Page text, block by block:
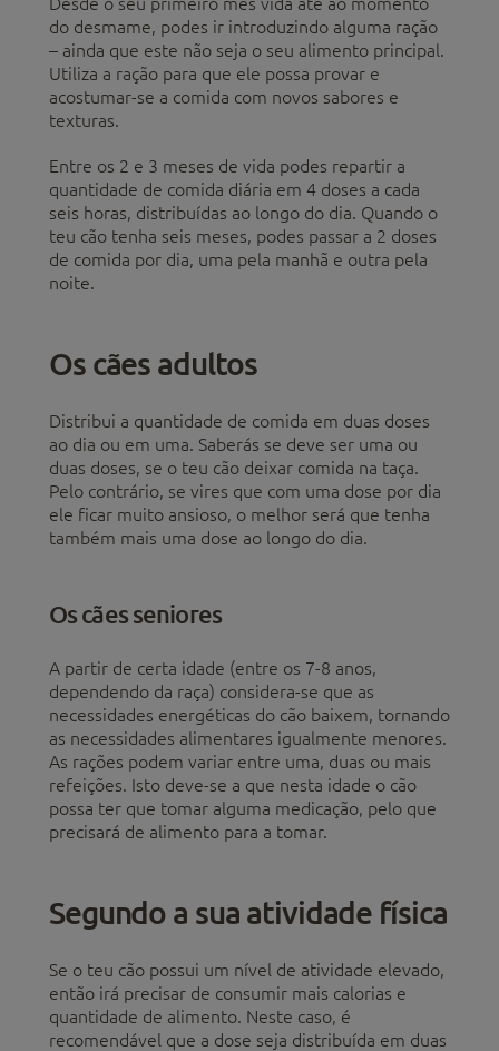
do desmame, podes ir introduzindo alguma ração
– ainda que este não seja o seu alimento principal.
Utiliza a ração para que ele possa provar e
acostumar-se a comida com novos sabores e
texturas.
Entre os 2 e 3 meses de vida podes repartir a
quantidade de comida diária em 4 doses a cada
seis horas, distribuídas ao longo do dia. Quando o
teu cão tenha seis meses, podes passar a 2 doses
de comida por dia, uma pela manhã e outra pela
noite.
Os cães adultos
Distribui a quantidade de comida em duas doses
ao dia ou em uma. Saberás se deve ser uma ou
duas doses, se o teu cão deixar comida na taça.
Pelo contrário, se vires que com uma dose por dia
ele ficar muito ansioso, o melhor será que tenha
também mais uma dose ao longo do dia.
Os cães seniores
A partir de certa idade (entre os 7-8 anos,
dependendo da raça) considera-se que as
necessidades energéticas do cão baixem, tornando
as necessidades alimentares igualmente menores.
As rações podem variar entre uma, duas ou mais
refeições. Isto deve-se a que nesta idade o cão
possa ter que tomar alguma medicação, pelo que
precisará de alimento para a tomar.
Segundo a sua atividade física
Se o teu cão possui um nível de atividade elevado,
então irá precisar de consumir mais calorias e
quantidade de alimento. Neste caso, é
recomendável que a dose seja distribuída em duas